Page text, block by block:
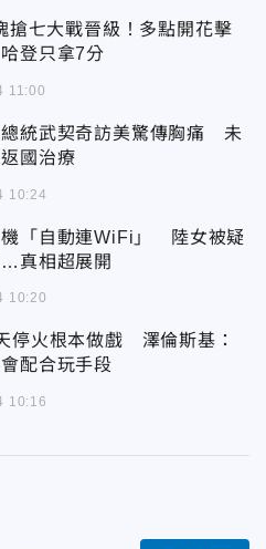
搶七大戰晉級！多點開花擊
登只拿7分
11:00
總統武契奇訪美驚傳胸痛 未
國治療
10:24
機「自動連WiFi」 陸女被疑
真相超展開
10:20
停火根本做戲 澤倫斯基：
配合玩手段
10:16